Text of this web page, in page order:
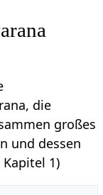
die
großes
und dessen
Kapitel 1)